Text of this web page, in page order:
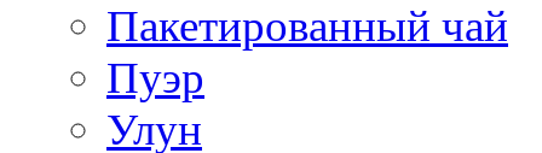
Пакетированный чай
Пуэр
Улун